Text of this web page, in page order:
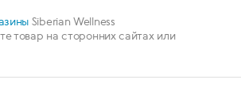
Siberian Wellness
товар на сторонних сайтах или